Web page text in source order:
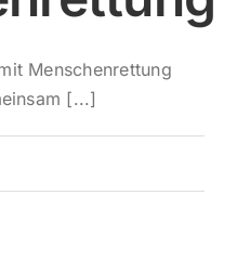
Menschenrettung
[...]